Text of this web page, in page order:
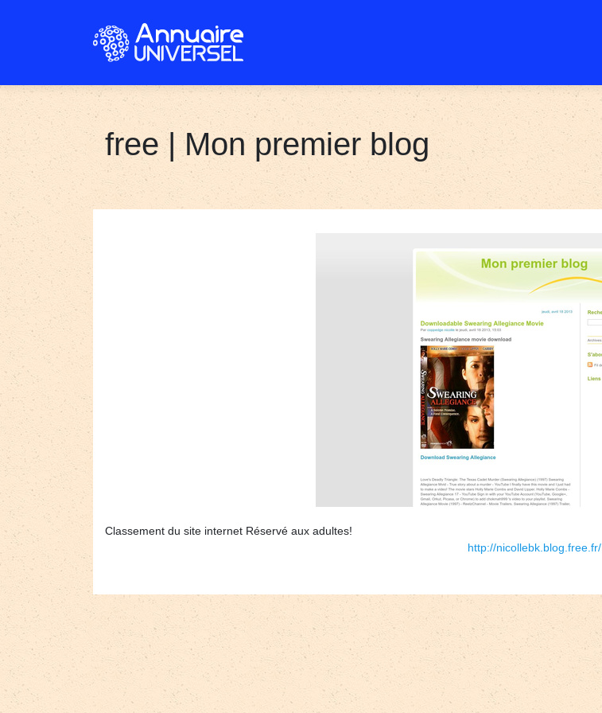
free | Mon premier blog
Classement du site internet Réservé aux adultes!
http://nicollebk.blog.free.fr/